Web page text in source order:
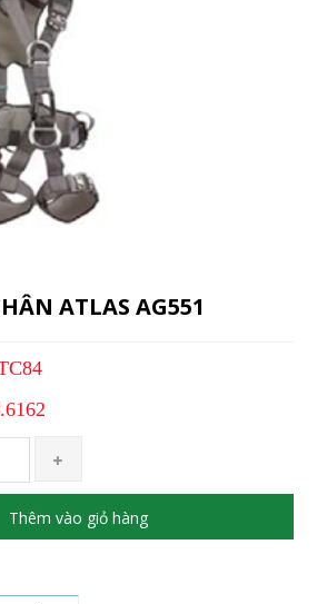
ATLAS AG551
Thêm vào giỏ hàng